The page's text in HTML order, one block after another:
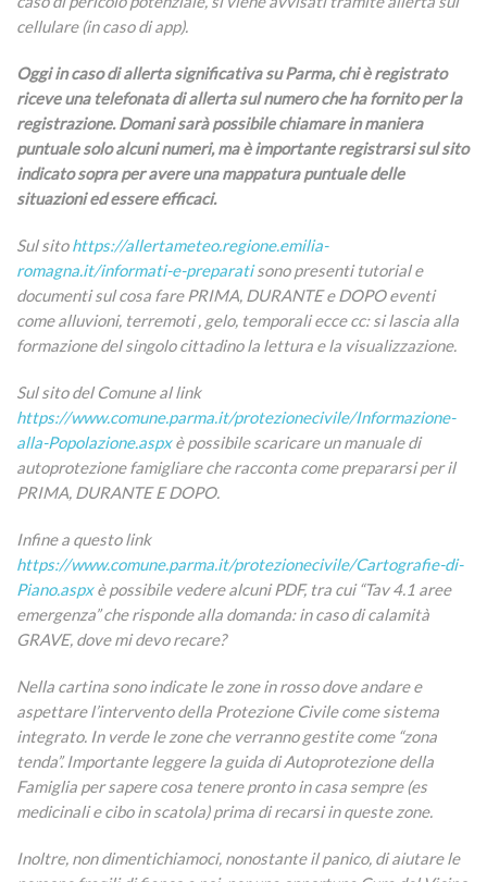
cellulare (in caso di app).
Oggi in caso di allerta significativa su Parma, chi è registrato
riceve una telefonata di allerta sul numero che ha fornito per la
registrazione. Domani sarà possibile chiamare in maniera
puntuale solo alcuni numeri, ma è importante registrarsi sul sito
indicato sopra per avere una mappatura puntuale delle
situazioni ed essere efficaci.
Sul sitohttps://allertameteo.regione.emilia-
romagna.it/informati-e-preparatisono presenti tutorial e
documenti sul cosa fare PRIMA, DURANTE e DOPO eventi
come alluvioni, terremoti , gelo, temporali ecce cc: si lascia alla
formazione del singolo cittadino la lettura e la visualizzazione.
Sul sito del Comune al link
https://www.comune.parma.it/protezionecivile/Informazione-
alla-Popolazione.aspxè possibile scaricare un manuale di
autoprotezione famigliare che racconta come prepararsi per il
PRIMA, DURANTE E DOPO.
Infine a questo link
https://www.comune.parma.it/protezionecivile/Cartografie-di-
Piano.aspxè possibile vedere alcuni PDF, tra cui “Tav 4.1 aree
emergenza” che risponde alla domanda: in caso di calamità
GRAVE, dove mi devo recare?
Nella cartina sono indicate le zone in rosso dove andare e
aspettare l’intervento della Protezione Civile come sistema
integrato. In verde le zone che verranno gestite come “zona
tenda”. Importante leggere la guida di Autoprotezione della
Famiglia per sapere cosa tenere pronto in casa sempre (es
medicinali e cibo in scatola) prima di recarsi in queste zone.
Inoltre, non dimentichiamoci, nonostante il panico, di aiutare le